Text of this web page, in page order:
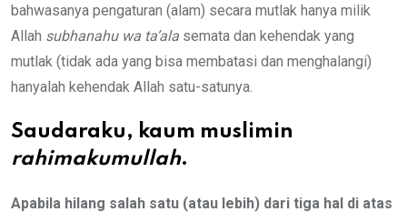
bahwasanya pengaturan (alam) secara mutlak hanya milik
Allah subhanahu wa ta’ala semata dan kehendak yang
mutlak (tidak ada yang bisa membatasi dan menghalangi)
hanyalah kehendak Allah satu-satunya.
Saudaraku, kaum muslimin
rahimakumullah.
Apabila hilang salah satu (atau lebih) dari tiga hal di atas